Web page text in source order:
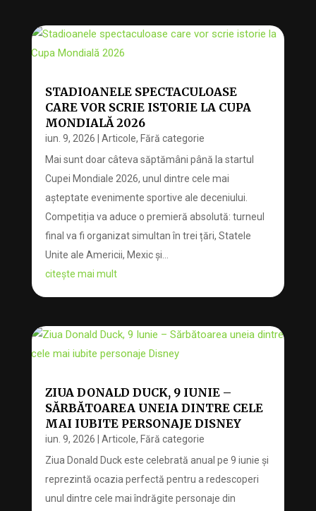
STADIOANELE SPECTACULOASE
CARE VOR SCRIE ISTORIE LA CUPA
MONDIALĂ 2026
iun. 9, 2026 Articole, Fără categorie
Mai sunt doar câteva săptămâni până la startul
Cupei Mondiale 2026, unul dintre cele mai
așteptate evenimente sportive ale deceniului.
Competiția va aduce o premieră absolută: turneul
final va fi organizat simultan în trei țări, Statele
Unite ale Americii, Mexic și...
citește mai mult
ZIUA DONALD DUCK, 9 IUNIE –
SĂRBĂTOAREA UNEIA DINTRE CELE
MAI IUBITE PERSONAJE DISNEY
iun. 9, 2026 Articole, Fără categorie
Ziua Donald Duck este celebrată anual pe 9 iunie și
reprezintă ocazia perfectă pentru a redescoperi
unul dintre cele mai îndrăgite personaje din